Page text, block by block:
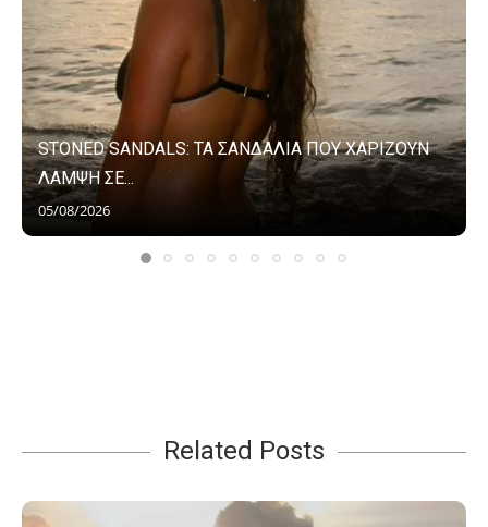
STONED SANDALS: ΤΑ ΣΑΝΔΑΛΙΑ ΠΟΥ ΧΑΡΙΖΟΥΝ
ΛΑΜΨΗ ΣΕ...
05/08/2026
Related Posts